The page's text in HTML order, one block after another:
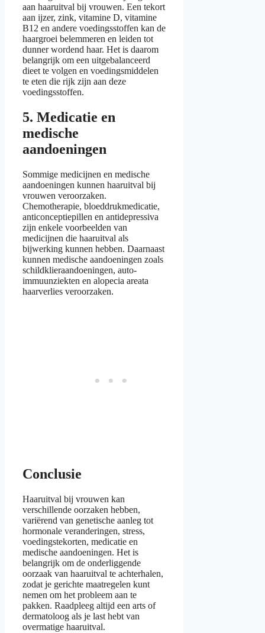
aan haaruitval bij vrouwen. Een tekort
aan ijzer, zink, vitamine D, vitamine
B12 en andere voedingsstoffen kan de
haargroei belemmeren en leiden tot
dunner wordend haar. Het is daarom
belangrijk om een uitgebalanceerd
dieet te volgen en voedingsmiddelen
te eten die rijk zijn aan deze
voedingsstoffen.
5. Medicatie en
medische
aandoeningen
Sommige medicijnen en medische
aandoeningen kunnen haaruitval bij
vrouwen veroorzaken.
Chemotherapie, bloeddrukmedicatie,
anticonceptiepillen en antidepressiva
zijn enkele voorbeelden van
medicijnen die haaruitval als
bijwerking kunnen hebben. Daarnaast
kunnen medische aandoeningen zoals
schildklieraandoeningen, auto-
immuunziekten en alopecia areata
haarverlies veroorzaken.
Conclusie
Haaruitval bij vrouwen kan
verschillende oorzaken hebben,
variërend van genetische aanleg tot
hormonale veranderingen, stress,
voedingstekorten, medicatie en
medische aandoeningen. Het is
belangrijk om de onderliggende
oorzaak van haaruitval te achterhalen,
zodat je gerichte maatregelen kunt
nemen om het probleem aan te
pakken. Raadpleeg altijd een arts of
dermatoloog als je last hebt van
overmatige haaruitval.